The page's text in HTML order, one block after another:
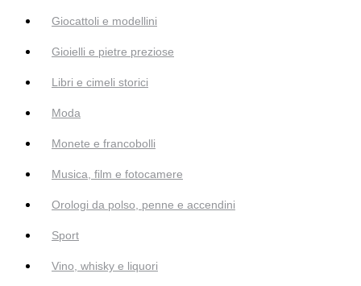
Giocattoli e modellini
Gioielli e pietre preziose
Libri e cimeli storici
Moda
Monete e francobolli
Musica, film e fotocamere
Orologi da polso, penne e accendini
Sport
Vino, whisky e liquori